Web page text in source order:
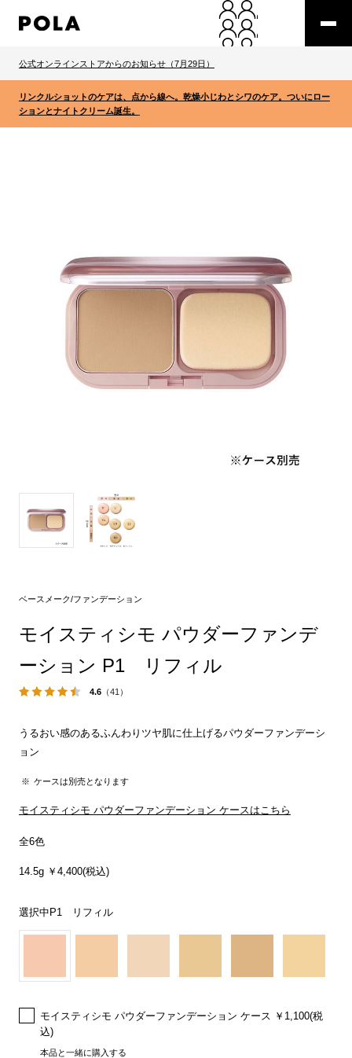
公式オンラインストアからのお知らせ（7月29日）
リンクルショットのケアは、点から線へ。乾燥小じわとシワのケア。ついにロー
ションとナイトクリーム誕生。
ベースメーク/ファンデーション
モイスティシモ パウダーファンデ
ーション P1 リフィル
4.6（41）
うるおい感のあるふんわりツヤ肌に仕上げるパウダーファンデーシ
ョン
ケースは別売となります
モイスティシモ パウダーファンデーション ケースはこちら
全6色
14.5g ￥4,400(税込)
選択中 P1 リフィル
モイスティシモ パウダーファンデーション ケース ￥1,100(税
込)
本品と一緒に購入する